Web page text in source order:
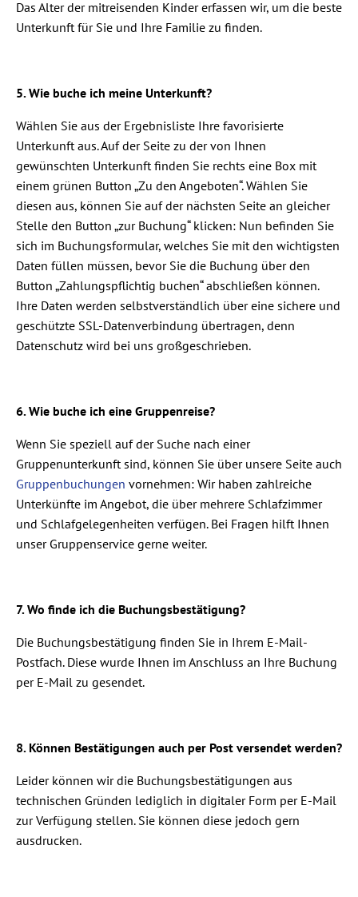
Das Alter der mitreisenden Kinder erfassen wir, um die beste
Unterkunft für Sie und Ihre Familie zu finden.
5. Wie buche ich meine Unterkunft?
Wählen Sie aus der Ergebnisliste Ihre favorisierte
Unterkunft aus. Auf der Seite zu der von Ihnen
gewünschten Unterkunft finden Sie rechts eine Box mit
einem grünen Button „Zu den Angeboten“. Wählen Sie
diesen aus, können Sie auf der nächsten Seite an gleicher
Stelle den Button „zur Buchung“ klicken: Nun befinden Sie
sich im Buchungsformular, welches Sie mit den wichtigsten
Daten füllen müssen, bevor Sie die Buchung über den
Button „Zahlungspflichtig buchen“ abschließen können.
Ihre Daten werden selbstverständlich über eine sichere und
geschützte SSL-Datenverbindung übertragen, denn
Datenschutz wird bei uns großgeschrieben.
6. Wie buche ich eine Gruppenreise?
Wenn Sie speziell auf der Suche nach einer
Gruppenunterkunft sind, können Sie über unsere Seite auch
Gruppenbuchungen vornehmen: Wir haben zahlreiche
Unterkünfte im Angebot, die über mehrere Schlafzimmer
und Schlafgelegenheiten verfügen. Bei Fragen hilft Ihnen
unser Gruppenservice gerne weiter.
7. Wo finde ich die Buchungsbestätigung?
Die Buchungsbestätigung finden Sie in Ihrem E-Mail-
Postfach. Diese wurde Ihnen im Anschluss an Ihre Buchung
per E-Mail zu gesendet.
8. Können Bestätigungen auch per Post versendet werden?
Leider können wir die Buchungsbestätigungen aus
technischen Gründen lediglich in digitaler Form per E-Mail
zur Verfügung stellen. Sie können diese jedoch gern
ausdrucken.